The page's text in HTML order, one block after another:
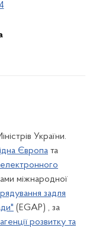
України.
Європа та
міжнародної
задля
(EGAP) , за
розвитку та